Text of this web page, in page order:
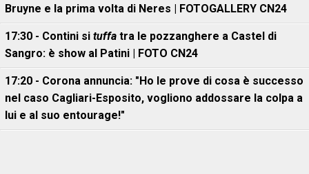
Bruyne e la prima volta di Neres | FOTOGALLERY CN24
17:30 - Contini si tuffa tra le pozzanghere a Castel di
Sangro: è show al Patini | FOTO CN24
17:20 - Corona annuncia: "Ho le prove di cosa è successo
nel caso Cagliari-Esposito, vogliono addossare la colpa a
lui e al suo entourage!"